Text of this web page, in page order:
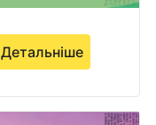
Детальніше